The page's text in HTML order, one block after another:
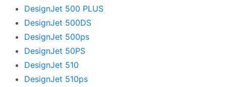
DesignJet 500 PLUS
DesignJet 500DS
DesignJet 500ps
DesignJet 50PS
DesignJet 510
DesignJet 510ps